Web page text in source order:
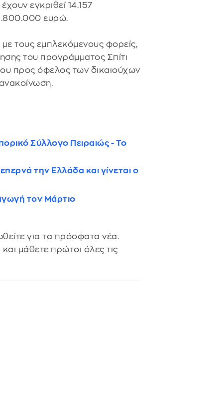
εγκριθεί 14.157
ευρώ.
τους εμπλεκόμενους φορείς,
του προγράμματος Σπίτι
προς όφελος των δικαιούχων
Σύλλογο Πειραιώς - Το
την Ελλάδα και γίνεται ο
τον Μάρτιο
για τα πρόσφατα νέα.
και μάθετε πρώτοι όλες τις